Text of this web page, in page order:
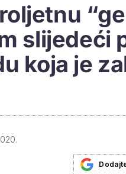
slijedeći
koja je